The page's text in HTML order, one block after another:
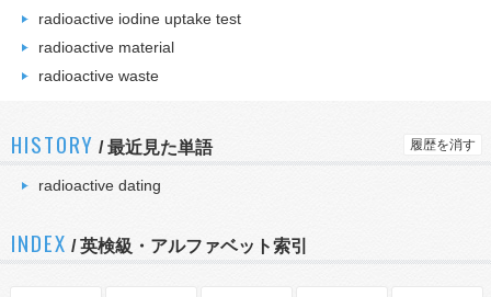
radioactive iodine uptake test
radioactive material
radioactive waste
HISTORY /最近見た単語 履歴を消す
radioactive dating
INDEX / 英検級・アルファベット索引